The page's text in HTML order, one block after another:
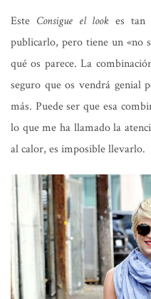
Este Consigue el look es tan
publicarlo, pero tiene un «no
qué os parece. La
seguro que os vendrá genial
más. Puede ser que esa
lo que me ha llamado la
al calor, es imposible llevarlo.